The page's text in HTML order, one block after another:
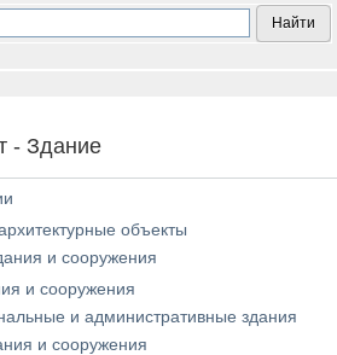
- Здание
объекты
и сооружения
и сооружения
и административные здания
и сооружения